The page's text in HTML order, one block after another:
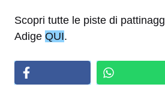
Scopri tutte le piste di
Adige QUI.